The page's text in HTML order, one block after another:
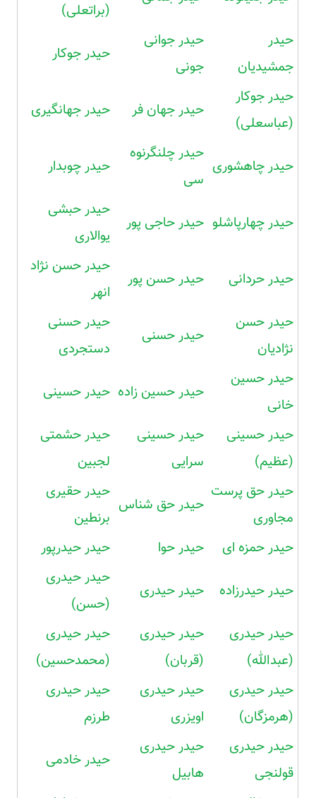
(براتعلی)
حیدر
جمشیدیان
حیدر جوانی
جونی
حیدر جوکار
حیدر جوکار
(عباسعلی)
حیدر جهان فر حیدر جهانگیری
حیدر چاهشوری
حیدر چلنگرنوه
سی
حیدر چوبدار
حیدر چهارپاشلو حیدر حاجی پور
حیدر حبشی
یوالاری
حیدر حردانی حیدر حسن پور
حیدر حسن نژاد
انهر
حیدر حسن
نژادیان
حیدر حسنی
حیدر حسنی
دستجردی
حیدر حسین
خانی
حیدر حسین زاده حیدر حسینی
حیدر حسینی
(عظیم)
حیدر حسینی
سرایی
حیدر حشمتی
لجبین
حیدر حق پرست
مجاوری
حیدر حق شناس
حیدر حقیری
برنطین
حیدر حمزه ای
حیدر حوا حیدر حیدرپور
حیدر حیدرزاده حیدر حیدری
حیدر حیدری
(حسن)
حیدر حیدری
(عبدالله)
حیدر حیدری
(قربان)
حیدر حیدری
(محمدحسین)
حیدر حیدری
(هرمزگان)
حیدر حیدری
اویزری
حیدر حیدری
طرزم
حیدر حیدری
قولنجی
حیدر حیدری
هابیل
حیدر خادمی